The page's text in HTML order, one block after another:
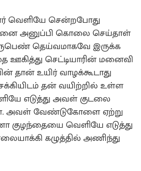
வெளியே சென்றபோது
அனுப்பி கொலை செய்தாள்‌
தெய்வமாகவே இருக்க
செட்டியாரின் மனைவி
உயிர் வாழக்கூடாது
தன் வயிற்றில் உள்ள
எடுத்து அவள் குடலை
அவள் வேண்டுகோளை ஏற்று
வெளியே எடுத்து
கழுத்தில் அணிந்து